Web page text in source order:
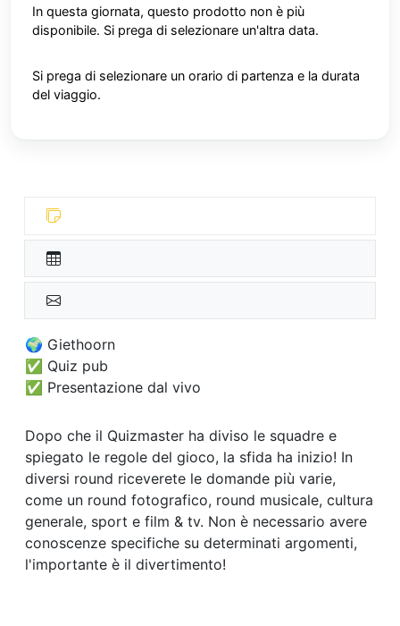
In questa giornata, questo prodotto non è più
disponibile. Si prega di selezionare un'altra data.
Si prega di selezionare un orario di partenza e la durata
del viaggio.
🌍 Giethoorn
✅ Quiz pub
✅ Presentazione dal vivo
Dopo che il Quizmaster ha diviso le squadre e
spiegato le regole del gioco, la sfida ha inizio! In
diversi round riceverete le domande più varie,
come un round fotografico, round musicale, cultura
generale, sport e film & tv. Non è necessario avere
conoscenze specifiche su determinati argomenti,
l'importante è il divertimento!